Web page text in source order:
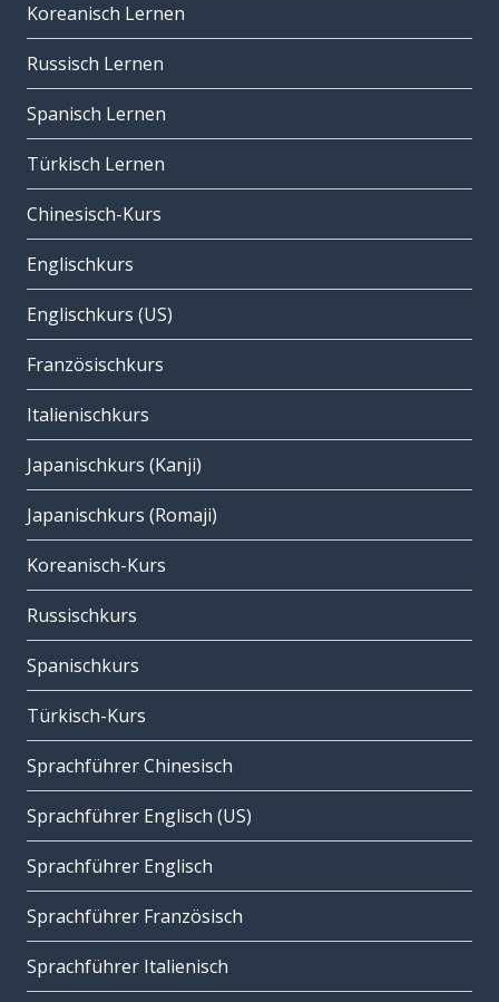
Koreanisch Lernen
Russisch Lernen
Spanisch Lernen
Türkisch Lernen
Chinesisch-Kurs
Englischkurs
Englischkurs (US)
Französischkurs
Italienischkurs
Japanischkurs (Kanji)
Japanischkurs (Romaji)
Koreanisch-Kurs
Russischkurs
Spanischkurs
Türkisch-Kurs
Sprachführer Chinesisch
Sprachführer Englisch (US)
Sprachführer Englisch
Sprachführer Französisch
Sprachführer Italienisch